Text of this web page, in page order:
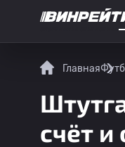
Главная
счёт и